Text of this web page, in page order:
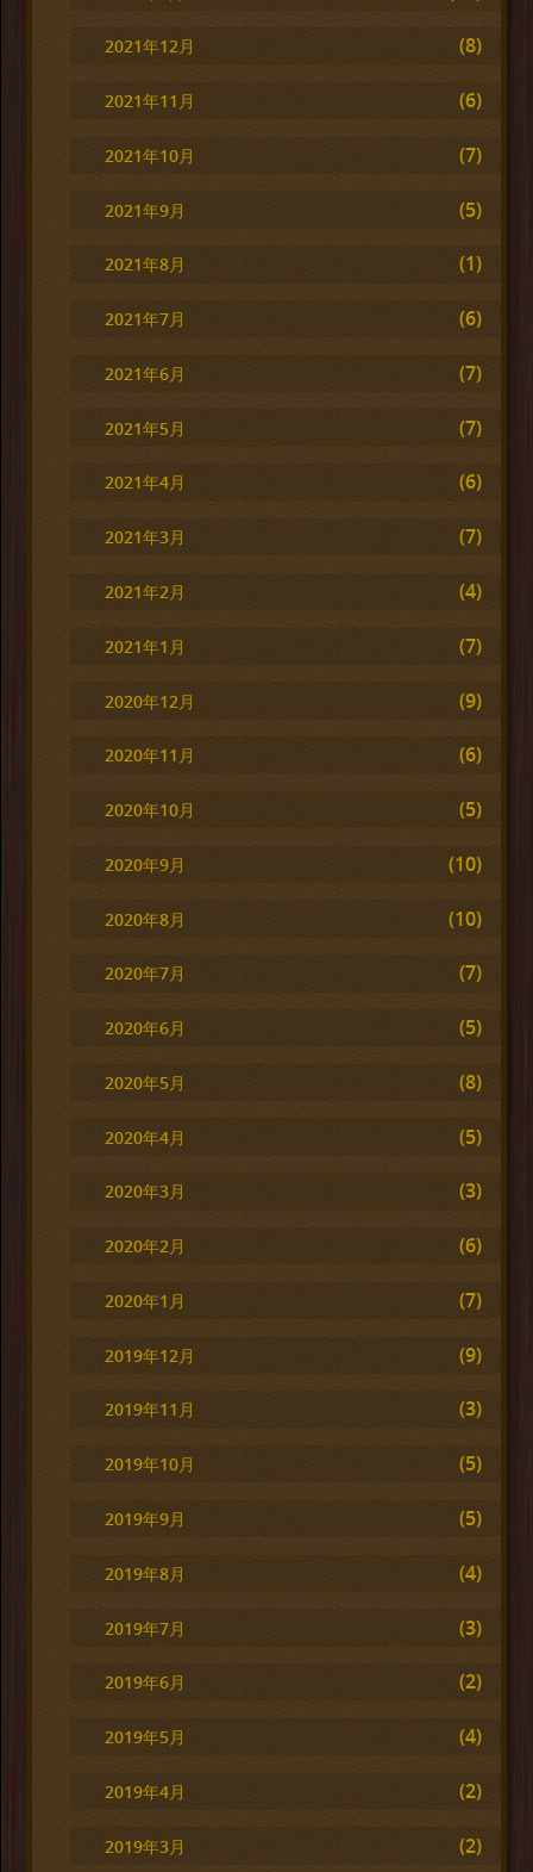
2021年12月 (8)
2021年11月 (6)
2021年10月 (7)
2021年9月 (5)
2021年8月 (1)
2021年7月 (6)
2021年6月 (7)
2021年5月 (7)
2021年4月 (6)
2021年3月 (7)
2021年2月 (4)
2021年1月 (7)
2020年12月 (9)
2020年11月 (6)
2020年10月 (5)
2020年9月 (10)
2020年8月 (10)
2020年7月 (7)
2020年6月 (5)
2020年5月 (8)
2020年4月 (5)
2020年3月 (3)
2020年2月 (6)
2020年1月 (7)
2019年12月 (9)
2019年11月 (3)
2019年10月 (5)
2019年9月 (5)
2019年8月 (4)
2019年7月 (3)
2019年6月 (2)
2019年5月 (4)
2019年4月 (2)
2019年3月 (2)